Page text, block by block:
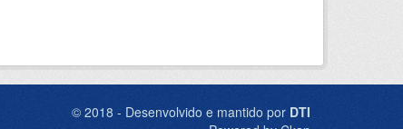
© 2018 - Desenvolvido e mantido por DTI